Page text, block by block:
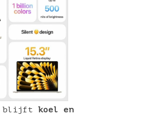
blijft koel en